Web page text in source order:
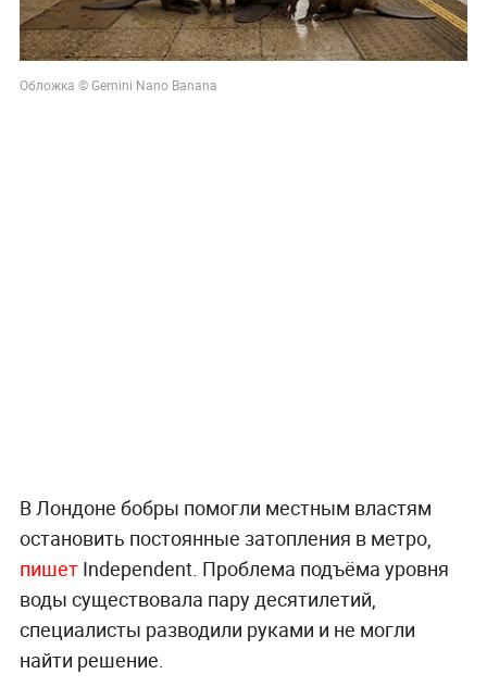
Обложка © Gemini Nano Banana
В Лондоне бобры помогли местным властям
остановить постоянные затопления в метро,
пишетIndependent. Проблема подъёма уровня
воды существовала пару десятилетий,
специалисты разводили руками и не могли
найти решение.